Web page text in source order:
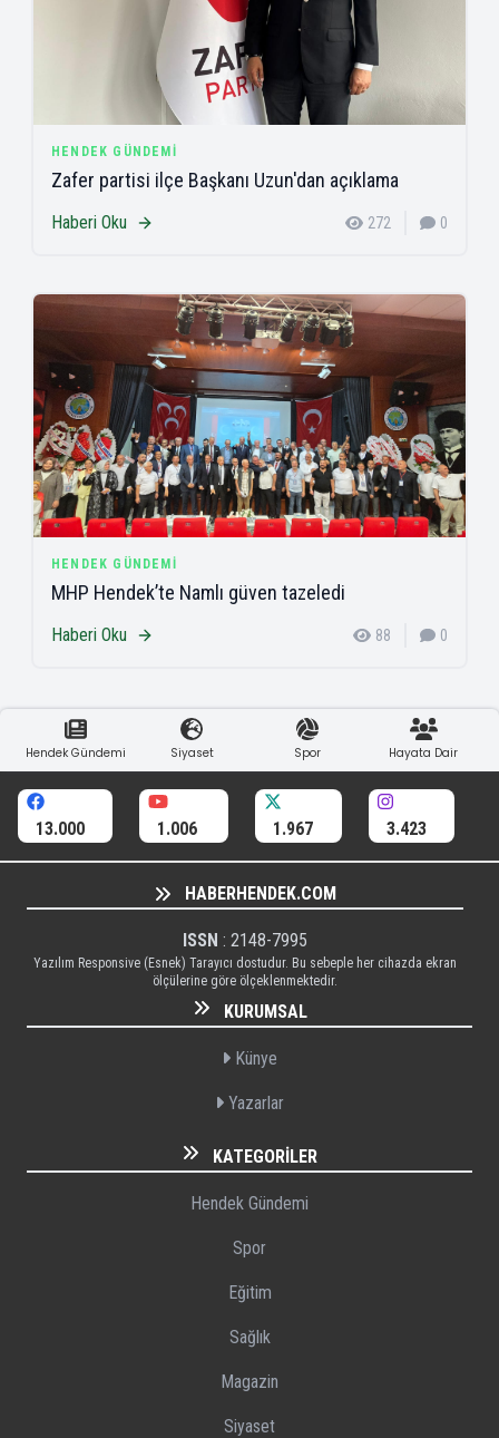
HENDEK GÜNDEMI
Zafer partisi ilçe Başkanı Uzun'dan açıklama
Haberi Oku 272 0
HENDEK GÜNDEMI
MHP Hendek’te Namlı güven tazeledi
Haberi Oku 88 0
Hendek Gündemi Siyaset Spor Hayata Dair
13.000 1.006 1.967 3.423
HABERHENDEK.COM
ISSN : 2148-7995
Yazılım Responsive (Esnek) Tarayıcı dostudur. Bu sebeple her cihazda ekran
ölçülerine göre ölçeklenmektedir.
KURUMSAL
Künye
Yazarlar
KATEGORILER
Hendek Gündemi
Spor
Eğitim
Sağlık
Magazin
Siyaset